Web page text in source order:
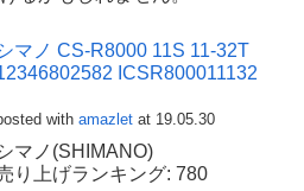
マノ CS-R8000 11S 11-32T
ICSR800011132
with amazlet at 19.05.30
マノ(SHIMANO)
り上げランキング: 780